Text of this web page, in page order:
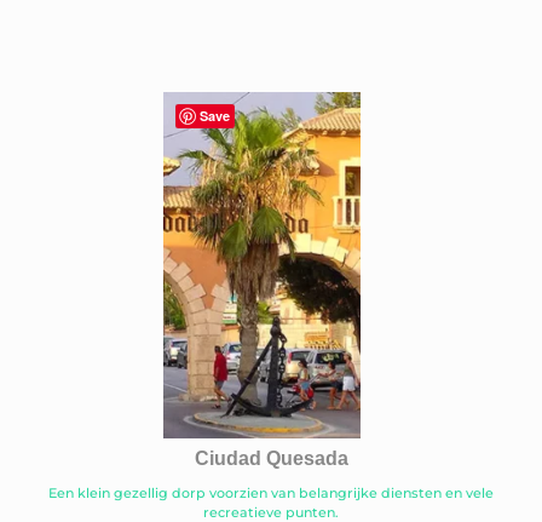
Ciudad Quesada
Een klein gezellig dorp voorzien van belangrijke diensten en vele
recreatieve punten.
Save